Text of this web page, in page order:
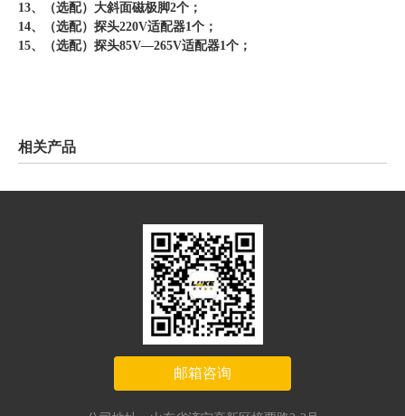
13、（选配）大斜面磁极脚2个；
14、（选配）探头220V适配器1个；
15、（选配）探头85V—265V适配器1个；
相关产品
邮箱咨询